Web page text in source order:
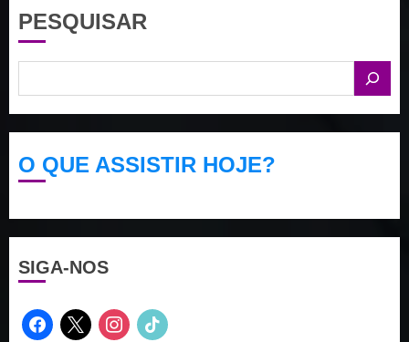
PESQUISAR
O QUE ASSISTIR HOJE?
SIGA-NOS
facebook
x instagram
tiktok